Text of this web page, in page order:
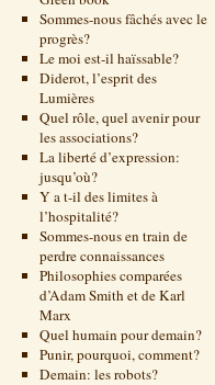
Sommes-nous fâchés avec le
progrès?
Le moi est-il haïssable?
Diderot, l’esprit des
Lumières
Quel rôle, quel avenir pour
les associations?
La liberté d’expression:
jusqu’où?
Y a t-il des limites à
l’hospitalité?
Sommes-nous en train de
perdre connaissances
Philosophies comparées
d’Adam Smith et de Karl
Marx
Quel humain pour demain?
Punir, pourquoi, comment?
Demain: les robots?